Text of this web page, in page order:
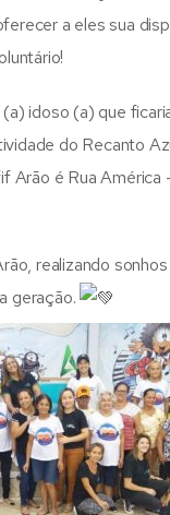
a eles sua
idoso (a) que
do Recanto
Arão é Rua América
realizando
geração.